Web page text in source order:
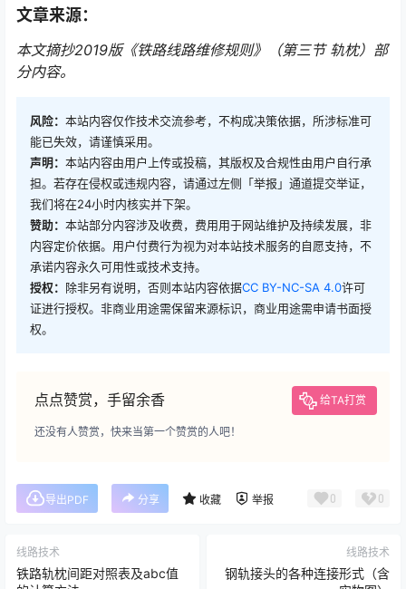
文章来源：
本文摘抄2019版《铁路线路维修规则》（第三节 轨枕）部
分内容。
风险： 本站内容仅作技术交流参考，不构成决策依据，所涉标准可
能已失效，请谨慎采用。
声明： 本站内容由用户上传或投稿，其版权及合规性由用户自行承
担。若存在侵权或违规内容，请通过左侧「举报」通道提交举证，
我们将在24小时内核实并下架。
赞助： 本站部分内容涉及收费，费用用于网站维护及持续发展，非
内容定价依据。用户付费行为视为对本站技术服务的自愿支持，不
承诺内容永久可用性或技术支持。
授权： 除非另有说明，否则本站内容依据CC BY-NC-SA 4.0许可
证进行授权。非商业用途需保留来源标识，商业用途需申请书面授
权。
点点赞赏，手留余香 给TA打赏
还没有人赞赏，快来当第一个赞赏的人吧！
导出PDF 分享 收藏 举报 0 0
线路技术
铁路轨枕间距对照表及abc值
线路技术
钢轨接头的各种连接形式（含